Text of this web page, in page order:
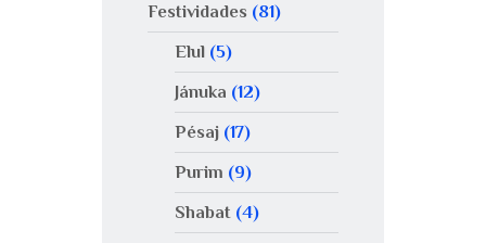
Festividades (81)
Elul(5)
Jánuka (12)
Pésaj(17)
Purim (9)
Shabat(4)